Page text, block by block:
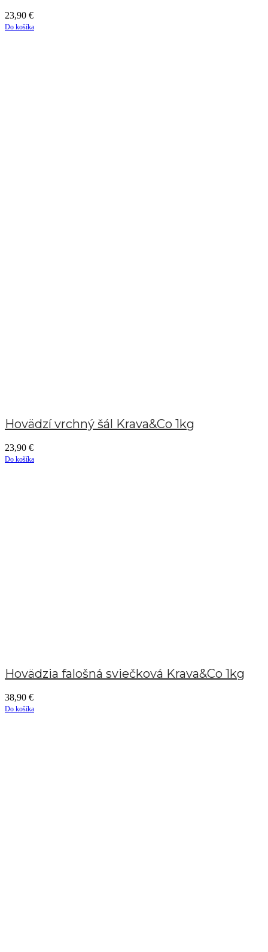
23,90 €
Do košíka
Hovädzí vrchný šál Krava&Co 1kg
23,90 €
Do košíka
Hovädzia falošná sviečková Krava&Co 1kg
38,90 €
Do košíka